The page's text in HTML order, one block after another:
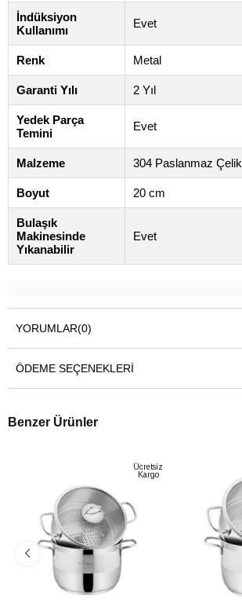
İndüksiyon
Kullanımı
Evet
Renk Metal
Garanti Yılı 2 Yıl
Yedek Parça
Temini
Evet
Malzeme 304 Paslanmaz Çelik
Boyut 20 cm
Bulaşık
Makinesinde
Yıkanabilir
Evet
YORUMLAR(0)
ÖDEME SEÇENEKLERI
Benzer Ürünler
Ücretsiz
Kargo